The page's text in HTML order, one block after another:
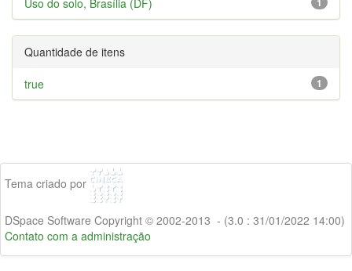
Uso do solo, Brasília (DF)
Quantidade de itens
1
true
Tema criado por
DSpace Software Copyright © 2002-2013 - (3.0 : 31/01/2022 14:00)
Contato com a administração